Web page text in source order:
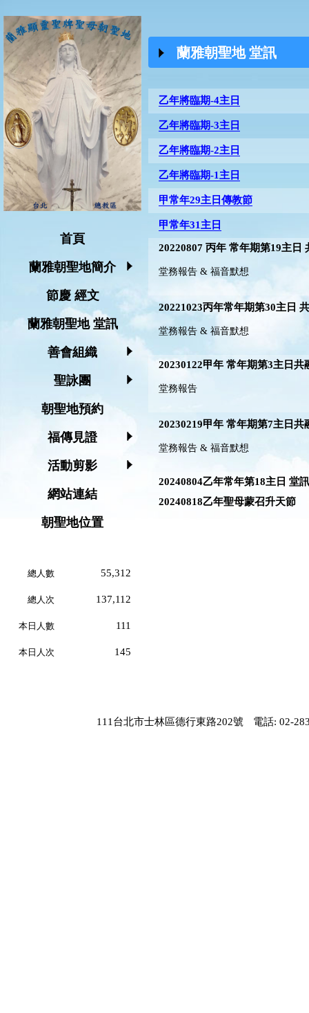
首頁
蘭雅朝聖地簡介
節慶 經文
蘭雅朝聖地 堂訊
善會組織
聖詠團
朝聖地預約
福傳見證
活動剪影
網站連結
朝聖地位置
總人數 55,312
總人次 137,112
本日人數 111
本日人次 145
蘭雅朝聖地 堂訊
乙年將臨期-4主日
乙年將臨期-3主日
乙年將臨期-2主日
乙年將臨期-1主日
甲常年29主日傳教節
甲常年31主日
20220807 丙年 常年期第19主日
堂務報告 & 福音默想
20221023丙年常年期第30主日
堂務報告 & 福音默想
20230122甲年 常年期第3主日共
堂務報告
20230219甲年 常年期第7主日共
堂務報告 & 福音默想
20240804乙年常年第18主日 堂訊
20240818乙年聖母蒙召升天節
111台北市士林區德行東路202號 電話: 02-